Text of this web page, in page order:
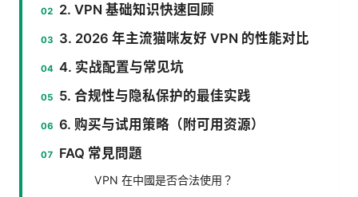
2. VPN 基础知识快速回顾
3. 2026 年主流猫咪友好 VPN 的性能对比
4. 实战配置与常见坑
5. 合规性与隐私保护的最佳实践
6. 购买与试用策略（附可用资源）
FAQ 常見問題
VPN 在中國是否合法使用？